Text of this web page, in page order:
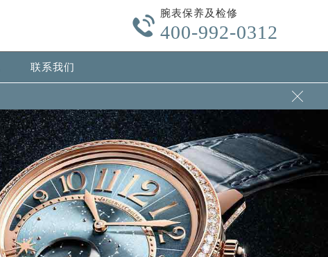

腕表保养及检修
400-992-0312
联系我们
